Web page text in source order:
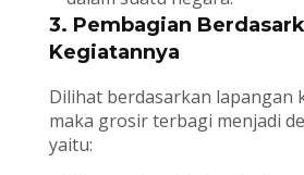
3. Pembagian
Kegiatannya
Dilihat berdasarkan lapangan
maka grosir terbagi menjadi
yaitu: